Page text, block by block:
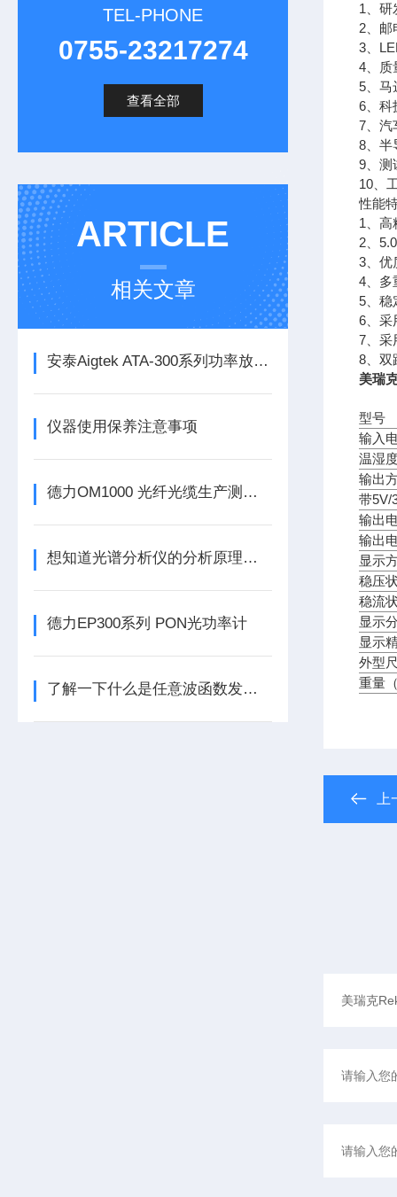
TEL-PHONE
0755-23217274
查看全部
ARTICLE
相关文章
安泰Aigtek ATA-300系列功率放大器
仪器使用保养注意事项
德力OM1000 光纤光缆生产测试系统仪
想知道光谱分析仪的分析原理就看看这些吧
德力EP300系列 PON光功率计
了解一下什么是任意波函数发生器吧
1、研
2、邮
3、
4、质
5、马
6、科
7、汽
8、半
9、测
10、
性能
1、高
2、
3、优
4、多
5、稳
6、采
7、采
8、双
美瑞
型号
输入
温湿
输出
带5V/
输出
输出
显示
稳压
稳流
显示
显示
外型
重量